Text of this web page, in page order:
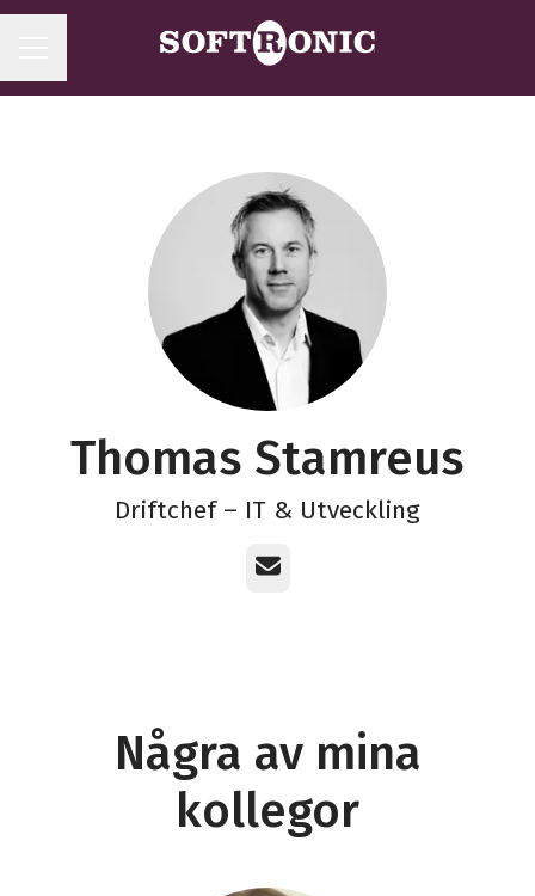
Thomas Stamreus
Driftchef – IT & Utveckling
E-post
Några av mina
kollegor